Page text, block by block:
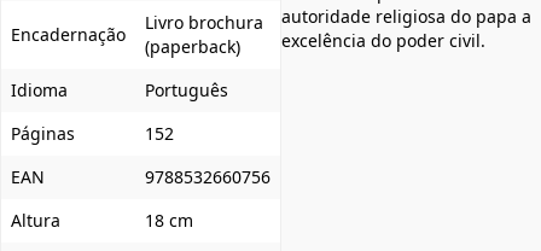
Encadernação
Livro brochura
(paperback)
Idioma
Português
Páginas
152
EAN
9788532660756
Altura
18 cm
autoridade religiosa do papa a
excelência do poder civil.